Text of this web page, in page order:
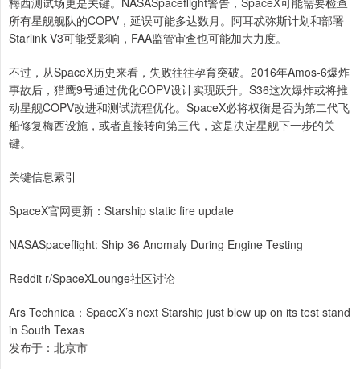
所有星舰舰队的COPV，延误可能多达数月。阿耳忒弥斯计划和部署
Starlink V3可能受影响，FAA监管审查也可能加大力度。
不过，从SpaceX历史来看，失败往往孕育突破。2016年Amos-6爆炸
事故后，猎鹰9号通过优化COPV设计实现跃升。S36这次爆炸或将推
动星舰COPV改进和测试流程优化。SpaceX必将权衡是否为第二代飞
船修复梅西设施，或者直接转向第三代，这是决定星舰下一步的关
键。
关键信息索引
SpaceX官网更新：Starship static fire update
NASASpaceflight: Ship 36 Anomaly During Engine Testing
Reddit r/SpaceXLounge社区讨论
Ars Technica：SpaceX’s next Starship just blew up on its test stand
in South Texas
发布于：北京市